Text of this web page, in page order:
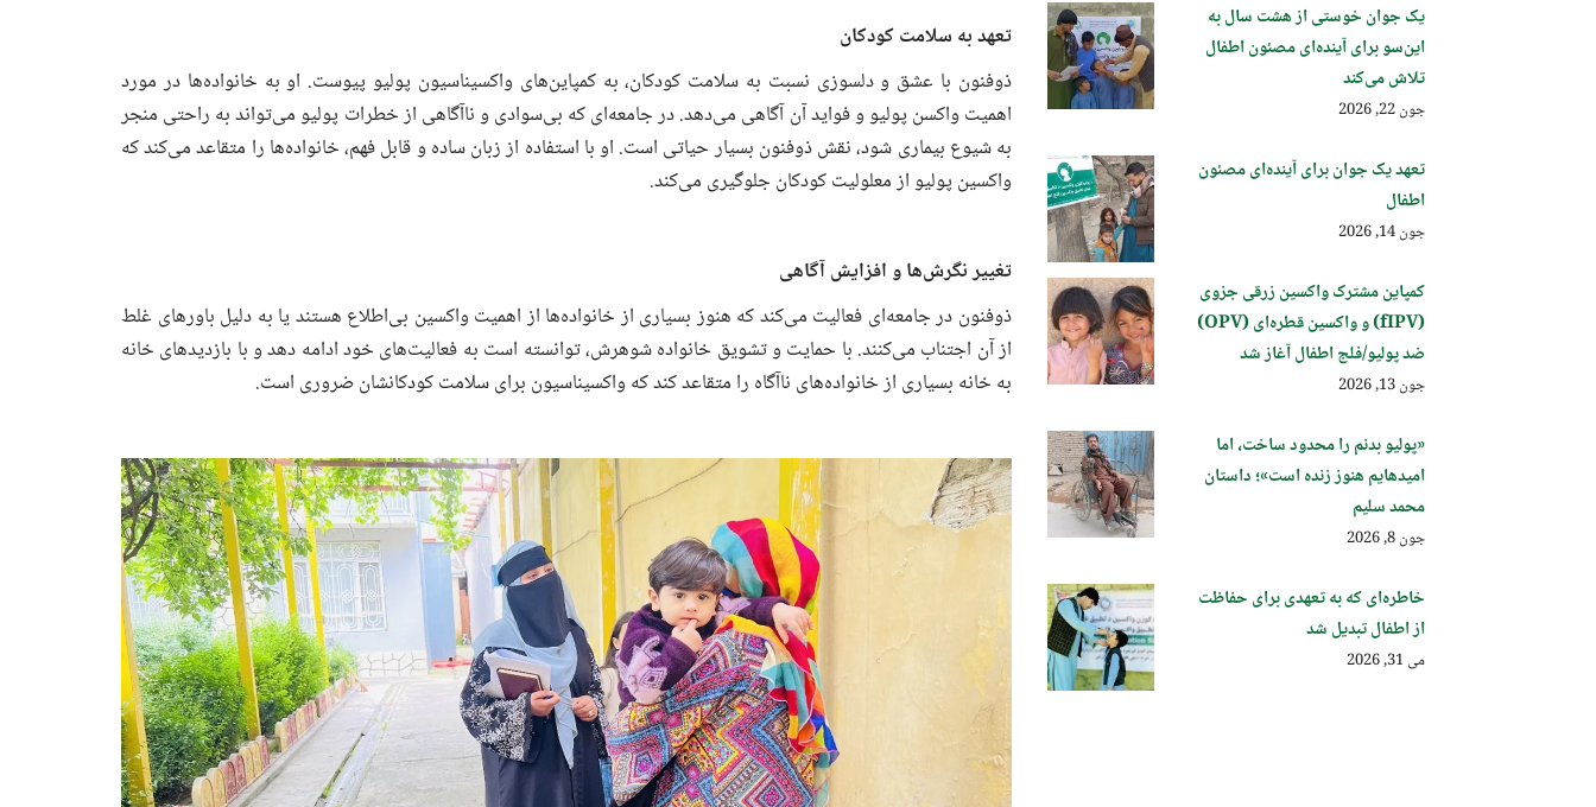
تعهد به سلامت کودکان
ذوفنون با عشق و دلسوزی نسبت به سلامت کودکان، به کمپاین‌های واکسیناسیون پولیو پیوست. او به خانواده‌ها در مورد
اهمیت واکسن پولیو و فواید آن آگاهی می‌دهد. در جامعه‌ای که بی‌سوادی و ناآگاهی از خطرات پولیو می‌تواند به راحتی منجر
به شیوع بیماری شود، نقش ذوفنون بسیار حیاتی است. او با استفاده از زبان ساده و قابل فهم، خانواده‌ها را متقاعد می‌کند که
واکسین پولیو از معلولیت کودکان جلوگیری می‌کند.
تغییر نگرش‌ها و افزایش آگاهی
ذوفنون در جامعه‌ای فعالیت می‌کند که هنوز بسیاری از خانواده‌ها از اهمیت واکسین بی‌اطلاع هستند یا به دلیل باورهای غلط
از آن اجتناب می‌کنند. با حمایت و تشویق خانواده شوهرش، توانسته است به فعالیت‌های خود ادامه دهد و با بازدیدهای خانه
به خانه بسیاری از خانواده‌های ناآگاه را متقاعد کند که واکسیناسیون برای سلامت کودکانشان ضروری است.
یک جوان خوستی از هشت سال به
این‌سو برای آینده‌ای مصئون اطفال
تلاش می‌کند
جون 22, 2026
تعهد یک جوان برای آینده‌ای مصئون
اطفال
جون 14, 2026
کمپاین مشترک واکسین زرقی جزوی
(fIPV) و واکسین قطره‌ای (OPV)
ضد پولیو/فلج اطفال آغاز شد
جون 13, 2026
«پولیو بدنم را محدود ساخت، اما
امیدهایم هنوز زنده است»؛ داستان
محمد سلیم
جون 8, 2026
خاطره‌ای که به تعهدی برای حفاظت
از اطفال تبدیل شد
می 31, 2026